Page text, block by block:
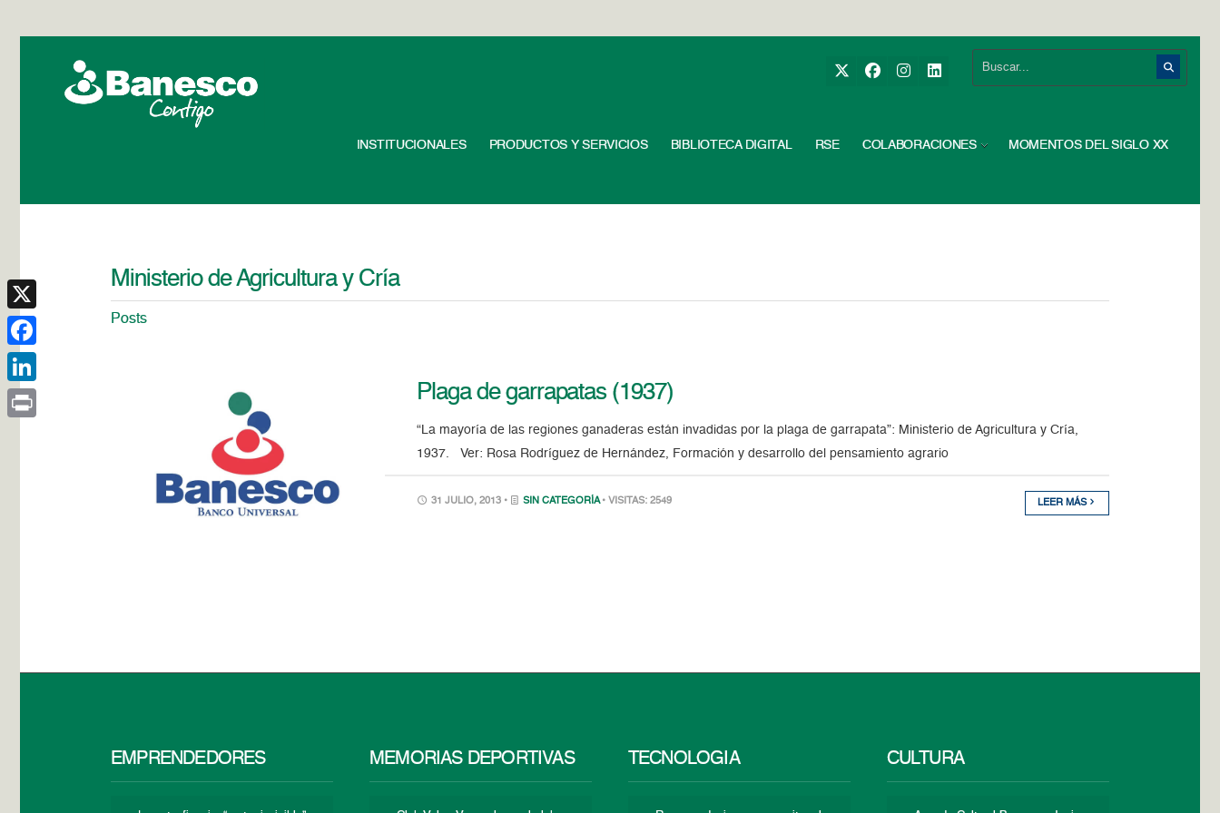
INSTITUCIONALES PRODUCTOS Y SERVICIOS BIBLIOTECA DIGITAL RSE COLABORACIONES MOMENTOS DEL SIGLO XX
Ministerio de Agricultura y Cría
Posts
Plaga de garrapatas (1937)
“La mayoría de las regiones ganaderas están invadidas por la plaga de garrapata”: Ministerio de Agricultura y Cría,
1937. Ver: Rosa Rodríguez de Hernández, Formación y desarrollo del pensamiento agrario
31 JULIO, 2013 • SIN CATEGORÍA • VISITAS: 2549 LEER MÁS
EMPRENDEDORES MEMORIAS DEPORTIVAS TECNOLOGÍA CULTURA
X
Facebook
LinkedIn